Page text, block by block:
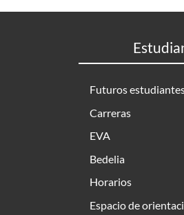
Futuros
Carreras
EVA
Bedelia
Horarios
Espacio de